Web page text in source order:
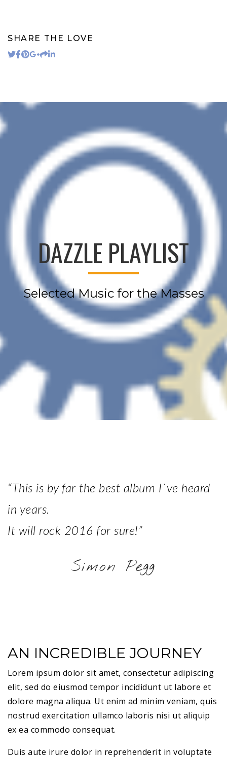
SHARE THE LOVE
DAZZLE PLAYLIST
Selected Music for the Masses
“This is by far the best album I`ve heard
in years.
It will rock 2016 for sure!”
Simon Pegg
AN INCREDIBLE JOURNEY
Lorem ipsum dolor sit amet, consectetur adipiscing
elit, sed do eiusmod tempor incididunt ut labore et
dolore magna aliqua. Ut enim ad minim veniam, quis
nostrud exercitation ullamco laboris nisi ut aliquip
ex ea commodo consequat.
Duis aute irure dolor in reprehenderit in voluptate